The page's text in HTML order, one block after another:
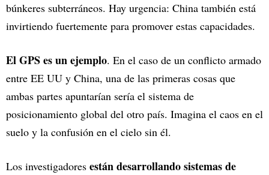
búnkeres subterráneos. Hay urgencia: China también está
invirtiendo fuertemente para promover estas capacidades.
El GPS es un ejemplo. En el caso de un conflicto armado
entre EE UU y China, una de las primeras cosas que
ambas partes apuntarían sería el sistema de
posicionamiento global del otro país. Imagina el caos en el
suelo y la confusión en el cielo sin él.
Los investigadores están desarrollando sistemas de